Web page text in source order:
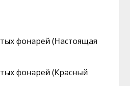
фонарей (Настоящая
фонарей (Красный